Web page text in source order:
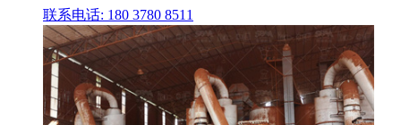
联系电话: 180 3780 8511